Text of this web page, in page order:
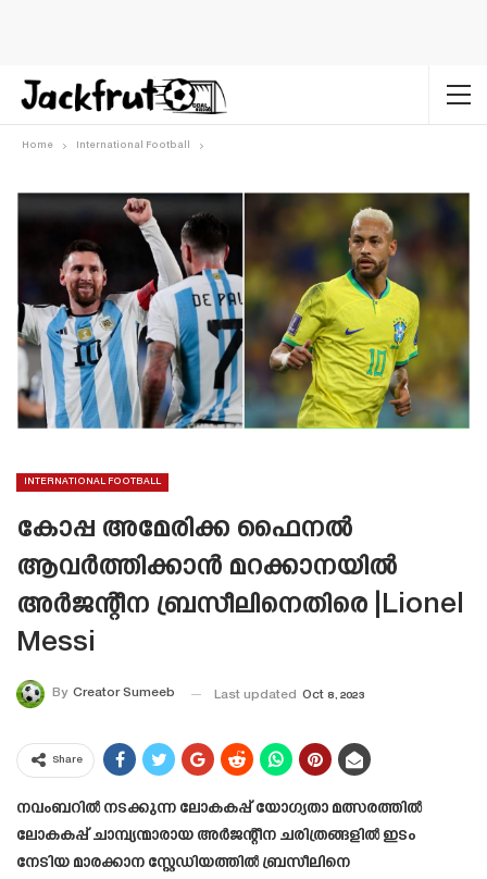
Home International Football
INTERNATIONAL FOOTBALL
കോപ്പ അമേരിക്ക ഫൈനൽ
ആവർത്തിക്കാൻ മറക്കാനയിൽ
അർജന്റീന ബ്രസീലിനെതിരെ |Lionel
Messi
By Creator Sumeeb Last updated Oct 8, 2023
Share
നവംബറിൽ നടക്കുന്ന ലോകകപ്പ് യോഗ്യതാ മത്സരത്തിൽ
ലോകകപ്പ് ചാമ്പ്യന്മാരായ അർജന്റീന ചരിത്രങ്ങളിൽ ഇടം
നേടിയ മാരക്കാന സ്റ്റേഡിയത്തിൽ ബ്രസീലിനെ